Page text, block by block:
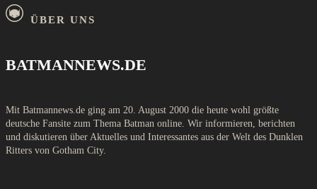
ÜBER UNS
BATMANNEWS.DE
Mit Batmannews.de ging am 20. August 2000 die heute wohl größte
deutsche Fansite zum Thema Batman online. Wir informieren, berichten
und diskutieren über Aktuelles und Interessantes aus der Welt des Dunklen
Ritters von Gotham City.